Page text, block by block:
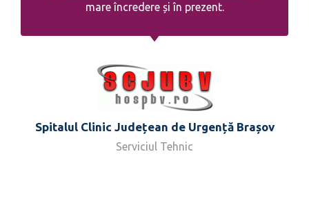
mare încredere și în prezent.
Spitalul Clinic Județean de Urgență Brașov
Serviciul Tehnic